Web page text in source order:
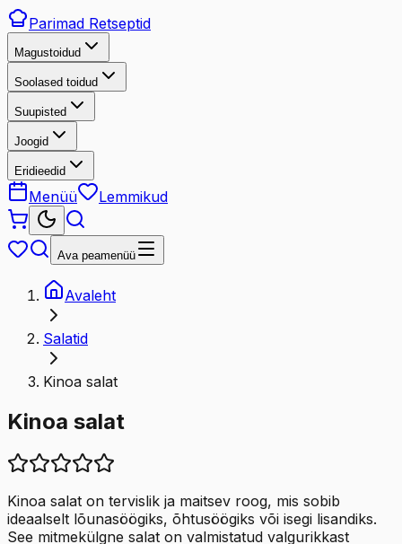
Parimad Retseptid
Magustoidud
Soolased toidud
Suupisted
Joogid
Eridieedid
Menüü Lemmikud
Ava peamenüü
Avaleht
Salatid
Kinoa salat
Kinoa salat
Kinoa salat on tervislik ja maitsev roog, mis sobib
ideaalselt lõunasöögiks, õhtusöögiks või isegi lisandiks.
See mitmekülgne salat on valmistatud valgurikkast